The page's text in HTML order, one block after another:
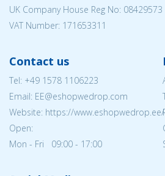
UK Company House Reg No: 08429573
VAT Number: 171653311
Contact us
Tel: +49 1578 1106223
Email: EE@eshopwedrop.com
Website: https://
Open:
Mon - Fri 09:00 - 17:00